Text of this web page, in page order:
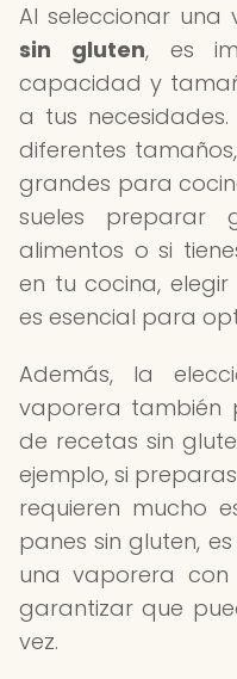
Al seleccionar
sin gluten, es
capacidad y
a tus
diferentes
grandes para
sueles preparar
alimentos o si
en tu cocina,
es esencial para
Además, la
vaporera también
de recetas sin
ejemplo, si
requieren mucho
panes sin gluten,
una vaporera
garantizar que
vez.